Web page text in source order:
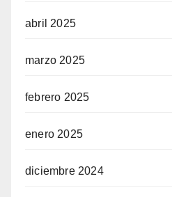
abril 2025
marzo 2025
febrero 2025
enero 2025
diciembre 2024